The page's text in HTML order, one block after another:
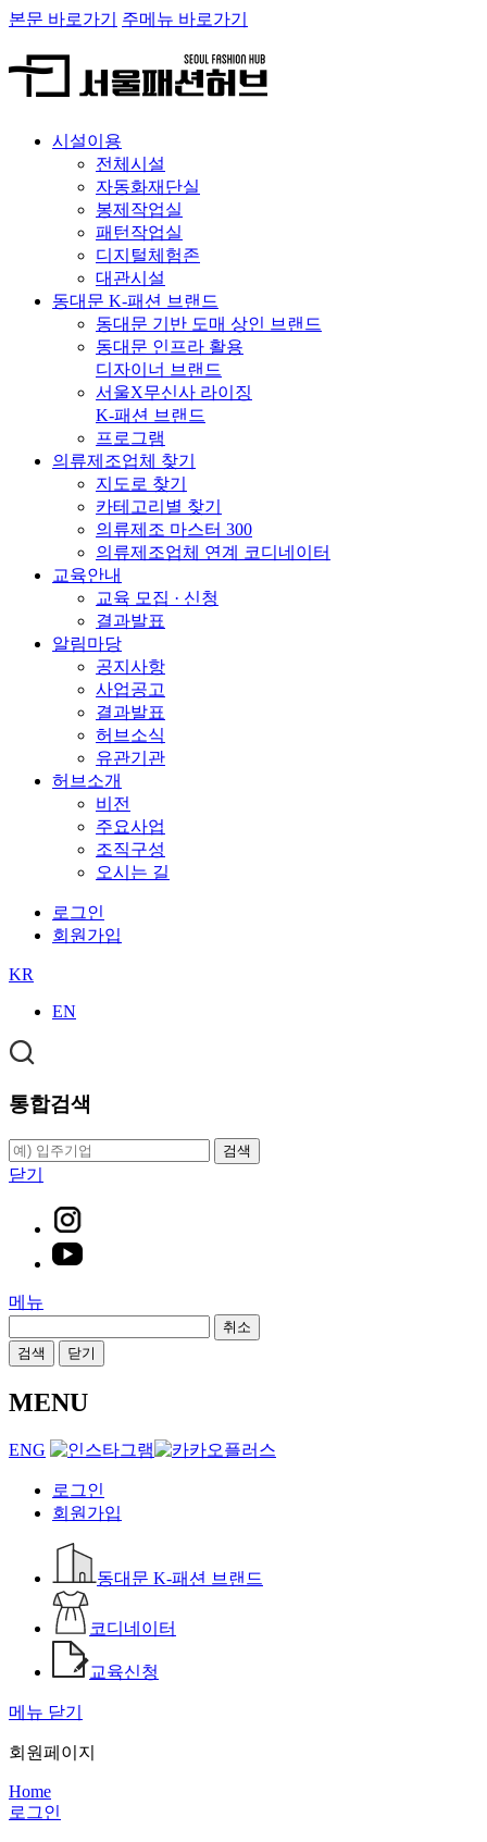
본문 바로가기 주메뉴 바로가기
시설이용
전체시설
자동화재단실
봉제작업실
패턴작업실
디지털체험존
대관시설
동대문 K-패션 브랜드
동대문 기반 도매 상인 브랜드
동대문 인프라 활용
디자이너 브랜드
서울X무신사 라이징
K-패션 브랜드
프로그램
의류제조업체 찾기
지도로 찾기
카테고리별 찾기
의류제조 마스터 300
의류제조업체 연계 코디네이터
교육안내
교육 모집 · 신청
결과발표
알림마당
공지사항
사업공고
결과발표
허브소식
유관기관
허브소개
비전
주요사업
조직구성
오시는 길
로그인
회원가입
KR
EN
통합검색
검색
닫기
메뉴
취소
검색
닫기
MENU
ENG
로그인
회원가입
동대문 K-패션 브랜드
코디네이터
교육신청
메뉴 닫기
회원페이지
Home
로그인